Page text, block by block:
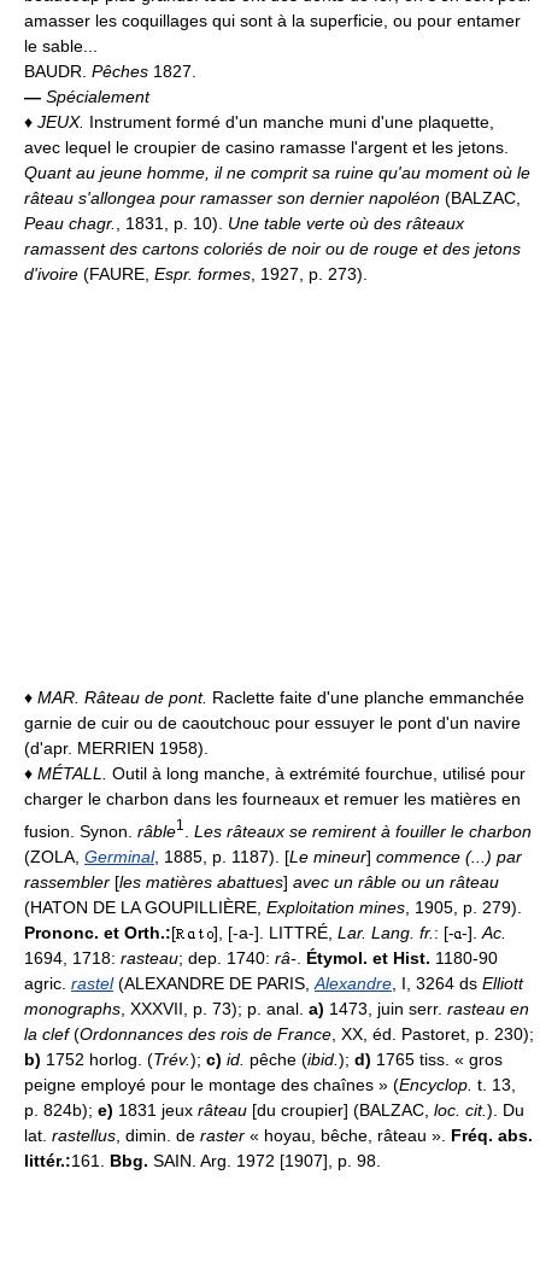
amasser les coquillages qui sont à la superficie, ou pour entamer
le sable...
BAUDR. Pêches 1827.
— Spécialement
♦ JEUX. Instrument formé d'un manche muni d'une plaquette,
avec lequel le croupier de casino ramasse l'argent et les jetons.
Quant au jeune homme, il ne comprit sa ruine qu'au moment où le
râteau s'allongea pour ramasser son dernier napoléon (BALZAC,
Peau chagr., 1831, p. 10). Une table verte où des râteaux
ramassent des cartons coloriés de noir ou de rouge et des jetons
d'ivoire (FAURE, Espr. formes, 1927, p. 273).
♦ MAR. Râteau de pont. Raclette faite d'une planche emmanchée
garnie de cuir ou de caoutchouc pour essuyer le pont d'un navire
(d'apr. MERRIEN 1958).
♦ MÉTALL. Outil à long manche, à extrémité fourchue, utilisé pour
charger le charbon dans les fourneaux et remuer les matières en
fusion. Synon. râble1
Les râteaux se remirent à fouiller le charbon
(ZOLA, Germinal, 1885, p. 1187). [Le mineur] commence (...) par
rassembler [les matières abattues] avec un râble ou un râteau
(HATON DE LA GOUPILLIÈRE, Exploitation mines , 1905, p. 279).
Prononc. et Orth.:[ ], [-a-]. LITTRÉ, Lar. Lang. fr. : [- -]. Ac.
1694, 1718: rasteau; dep. 1740: râ- Étymol. et Hist. 1180-90
agric. rastel(ALEXANDRE DE PARIS, Alexandre , I, 3264 ds Elliott
monographs , XXXVII, p. 73); p. anal. a) 1473, juin serr. rasteau en
la clef(Ordonnances des rois de France , XX, éd. Pastoret, p. 230);
b) 1752 horlog. (Trév.); c) id. pêche (ibid. ); d) 1765 tiss. « gros
peigne employé pour le montage des chaînes » (Encyclop. t. 13,
p. 824b); e) 1831 jeux râteau [du croupier] (BALZAC, loc. cit.). Du
lat. rastellus , dimin. de raster « hoyau, bêche, râteau ». Fréq. abs.
littér.:161. Bbg. SAIN. Arg. 1972 [1907], p. 98.